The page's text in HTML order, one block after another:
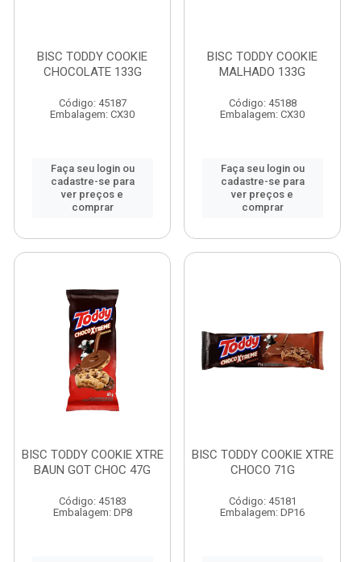
BISC TODDY COOKIE
CHOCOLATE 133G
Código: 45187
Embalagem: CX30
Faça seu login ou
cadastre-se para
ver preços e
comprar
BISC TODDY COOKIE
MALHADO 133G
Código: 45188
Embalagem: CX30
Faça seu login ou
cadastre-se para
ver preços e
comprar
BISC TODDY COOKIE XTRE
BAUN GOT CHOC 47G
Código: 45183
Embalagem: DP8
BISC TODDY COOKIE XTRE
CHOCO 71G
Código: 45181
Embalagem: DP16